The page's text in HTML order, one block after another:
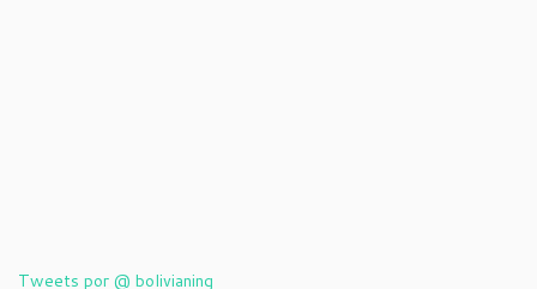
Tweets por @ bolivianing